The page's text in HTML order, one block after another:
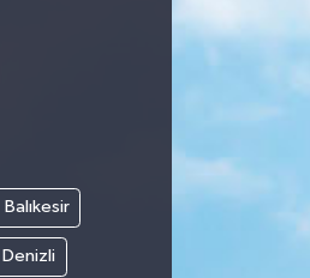
Balıkesir
Denizli